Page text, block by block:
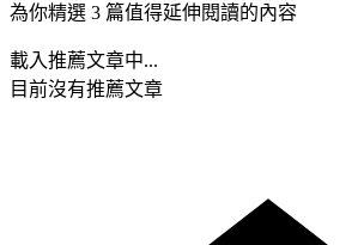
為你精選 3 篇值得延伸閱讀的內容
載入推薦文章中...
目前沒有推薦文章